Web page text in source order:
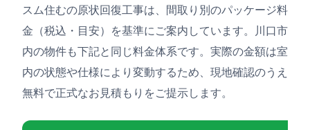
スム住むの原状回復工事は、間取り別のパッケージ料
金（税込・目安）を基準にご案内しています。川口市
内の物件も下記と同じ料金体系です。実際の金額は室
内の状態や仕様により変動するため、現地確認のうえ
無料で正式なお見積もりをご提示します。